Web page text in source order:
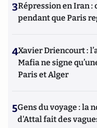
3Répression en Iran :
pendant que Paris
4Xavier Driencourt :
Mafia ne signe
Paris et Alger
5Gens du voyage : la
d'Attal fait des